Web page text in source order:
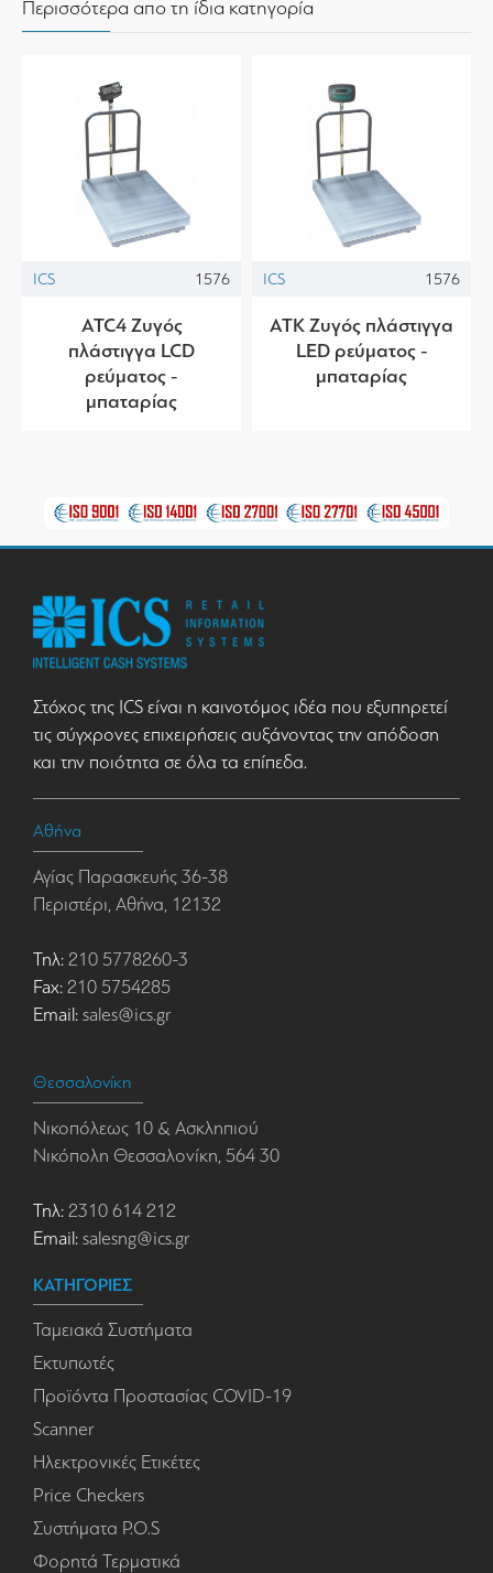
Περισσότερα απο τη ίδια κατηγορία
ICS 1576
ATC4 Ζυγός
πλάστιγγα LCD
ρεύματος -
μπαταρίας
ICS 1576
ATK Ζυγός πλάστιγγα
LED ρεύματος -
μπαταρίας
Στόχος της ICS είναι η καινοτόμος ιδέα που εξυπηρετεί
τις σύγχρονες επιχειρήσεις αυξάνοντας την απόδοση
και την ποιότητα σε όλα τα επίπεδα.
Αθήνα
Αγίας Παρασκευής 36-38
Περιστέρι, Αθήνα, 12132
Τηλ: 210 5778260-3
Fax: 210 5754285
Email: sales@ics.gr
Θεσσαλονίκη
Νικοπόλεως 10 & Ασκληπιού
Νικόπολη Θεσσαλονίκη, 564 30
Τηλ: 2310 614 212
Email: salesng@ics.gr
ΚΑΤΗΓΟΡΙΕΣ
Ταμειακά Συστήματα
Εκτυπωτές
Προϊόντα Προστασίας COVID-19
Scanner
Ηλεκτρονικές Ετικέτες
Price Checkers
Συστήματα P.O.S
Φορητά Τερματικά